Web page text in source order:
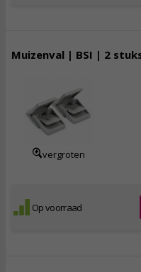
Muizenval | BSI | 2
vergroten
Op voorraad